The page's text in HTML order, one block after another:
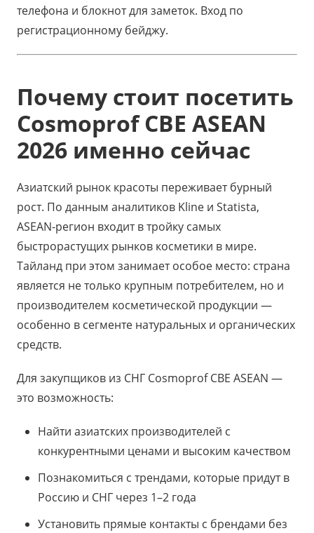
телефона и блокнот для заметок. Вход по
регистрационному бейджу.
Почему стоит посетить
Cosmoprof CBE ASEAN
2026 именно сейчас
Азиатский рынок красоты переживает бурный
рост. По данным аналитиков Kline и Statista,
ASEAN-регион входит в тройку самых
быстрорастущих рынков косметики в мире.
Тайланд при этом занимает особое место: страна
является не только крупным потребителем, но и
производителем косметической продукции —
особенно в сегменте натуральных и органических
средств.
Для закупщиков из СНГ Cosmoprof CBE ASEAN —
это возможность:
Найти азиатских производителей с
конкурентными ценами и высоким качеством
Познакомиться с трендами, которые придут в
Россию и СНГ через 1–2 года
Установить прямые контакты с брендами без